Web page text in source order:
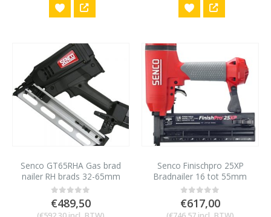
Senco GT65RHA Gas brad
nailer RH brads 32-65mm
0out of 5
€489,50
Senco Finischpro 25XP
Bradnailer 16 tot 55mm
voor AX/AY minibrads 18
gauge
0out of 5
€617,00